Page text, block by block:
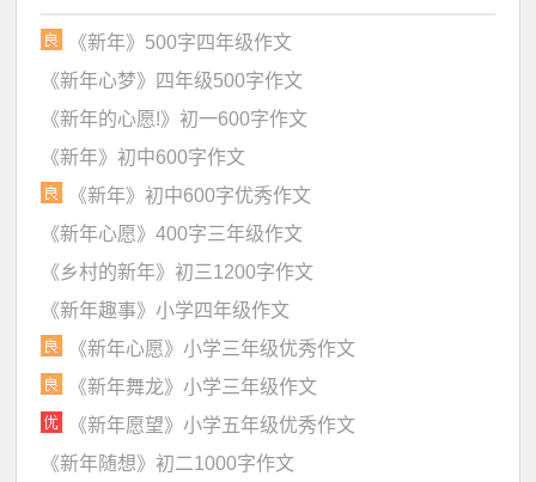
《新年》500字四年级作文
《新年心梦》四年级500字作文
《新年的心愿!》初一600字作文
《新年》初中600字作文
《新年》初中600字优秀作文
《新年心愿》400字三年级作文
《乡村的新年》初三1200字作文
《新年趣事》小学四年级作文
《新年心愿》小学三年级优秀作文
《新年舞龙》小学三年级作文
《新年愿望》小学五年级优秀作文
《新年随想》初二1000字作文